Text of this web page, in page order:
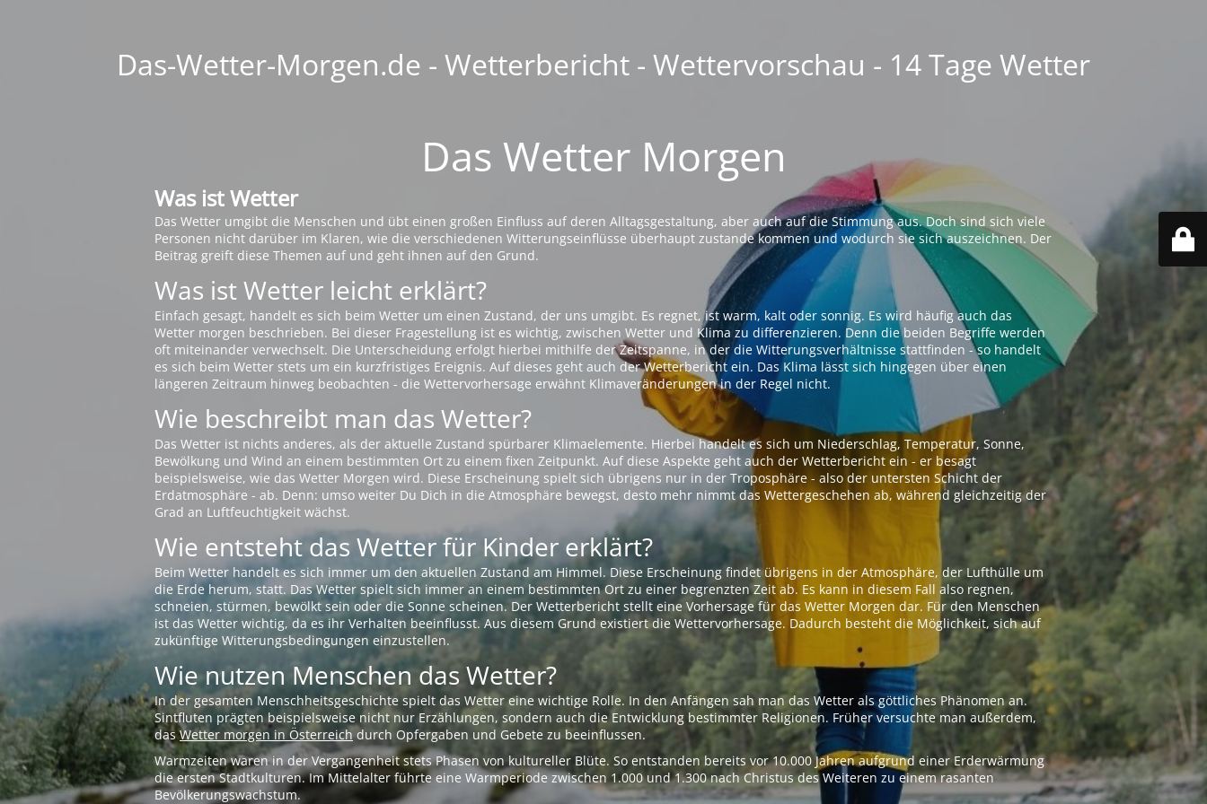
Das-Wetter-Morgen.de - Wetterbericht - Wettervorschau - 14 Tage Wetter
Das Wetter Morgen
Was ist Wetter
Das Wetter umgibt die Menschen und übt einen großen Einfluss auf deren Alltagsgestaltung, aber auch auf die Stimmung aus. Doch sind sich viele
Personen nicht darüber im Klaren, wie die verschiedenen Witterungseinflüsse überhaupt zustande kommen und wodurch sie sich auszeichnen. Der
Beitrag greift diese Themen auf und geht ihnen auf den Grund.
Was ist Wetter leicht erklärt?
Einfach gesagt, handelt es sich beim Wetter um einen Zustand, der uns umgibt. Es regnet, ist warm, kalt oder sonnig. Es wird häufig auch das
Wetter morgen beschrieben. Bei dieser Fragestellung ist es wichtig, zwischen Wetter und Klima zu differenzieren. Denn die beiden Begriffe werden
oft miteinander verwechselt. Die Unterscheidung erfolgt hierbei mithilfe der Zeitspanne, in der die Witterungsverhältnisse stattfinden - so handelt
es sich beim Wetter stets um ein kurzfristiges Ereignis. Auf dieses geht auch der Wetterbericht ein. Das Klima lässt sich hingegen über einen
längeren Zeitraum hinweg beobachten - die Wettervorhersage erwähnt Klimaveränderungen in der Regel nicht.
Wie beschreibt man das Wetter?
Das Wetter ist nichts anderes, als der aktuelle Zustand spürbarer Klimaelemente. Hierbei handelt es sich um Niederschlag, Temperatur, Sonne,
Bewölkung und Wind an einem bestimmten Ort zu einem fixen Zeitpunkt. Auf diese Aspekte geht auch der Wetterbericht ein - er besagt
beispielsweise, wie das Wetter Morgen wird. Diese Erscheinung spielt sich übrigens nur in der Troposphäre - also der untersten Schicht der
Erdatmosphäre - ab. Denn: umso weiter Du Dich in die Atmosphäre bewegst, desto mehr nimmt das Wettergeschehen ab, während gleichzeitig der
Grad an Luftfeuchtigkeit wächst.
Wie entsteht das Wetter für Kinder erklärt?
Beim Wetter handelt es sich immer um den aktuellen Zustand am Himmel. Diese Erscheinung findet übrigens in der Atmosphäre, der Lufthülle um
die Erde herum, statt. Das Wetter spielt sich immer an einem bestimmten Ort zu einer begrenzten Zeit ab. Es kann in diesem Fall also regnen,
schneien, stürmen, bewölkt sein oder die Sonne scheinen. Der Wetterbericht stellt eine Vorhersage für das Wetter Morgen dar. Für den Menschen
ist das Wetter wichtig, da es ihr Verhalten beeinflusst. Aus diesem Grund existiert die Wettervorhersage. Dadurch besteht die Möglichkeit, sich auf
zukünftige Witterungsbedingungen einzustellen.
Wie nutzen Menschen das Wetter?
In der gesamten Menschheitsgeschichte spielt das Wetter eine wichtige Rolle. In den Anfängen sah man das Wetter als göttliches Phänomen an.
Sintfluten prägten beispielsweise nicht nur Erzählungen, sondern auch die Entwicklung bestimmter Religionen. Früher versuchte man außerdem,
dasWetter morgen in Österreichdurch Opfergaben und Gebete zu beeinflussen.
Warmzeiten waren in der Vergangenheit stets Phasen von kultureller Blüte. So entstanden bereits vor 10.000 Jahren aufgrund einer Erderwärmung
die ersten Stadtkulturen. Im Mittelalter führte eine Warmperiode zwischen 1.000 und 1.300 nach Christus des Weiteren zu einem rasanten
Bevölkerungswachstum.